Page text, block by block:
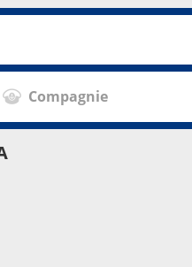
Compagnie